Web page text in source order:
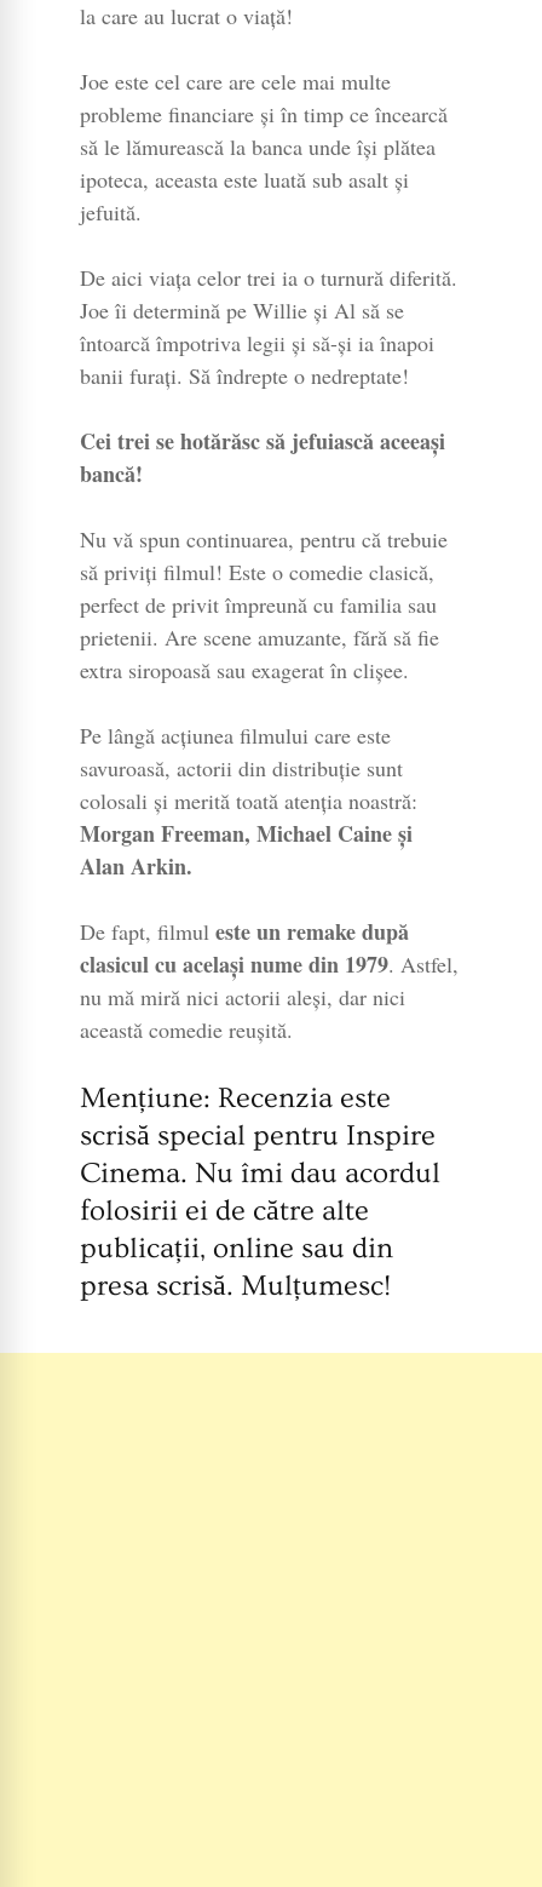
la care au lucrat o viață!
Joe este cel care are cele mai multe
probleme financiare și în timp ce încearcă
să le lămurească la banca unde își plătea
ipoteca, aceasta este luată sub asalt și
jefuită.
De aici viața celor trei ia o turnură diferită.
Joe îi determină pe Willie și Al să se
întoarcă împotriva legii și să-și ia înapoi
banii furați. Să îndrepte o nedreptate!
Cei trei se hotărăsc să jefuiască aceeași
bancă!
Nu vă spun continuarea, pentru că trebuie
să priviți filmul! Este o comedie clasică,
perfect de privit împreună cu familia sau
prietenii. Are scene amuzante, fără să fie
extra siropoasă sau exagerat în clișee.
Pe lângă acțiunea filmului care este
savuroasă, actorii din distribuție sunt
colosali și merită toată atenția noastră:
Morgan Freeman, Michael Caine și
Alan Arkin.
De fapt, filmul este un remake după
clasicul cu același nume din 1979. Astfel,
nu mă miră nici actorii aleși, dar nici
această comedie reușită.
Mențiune: Recenzia este
scrisă special pentru Inspire
Cinema. Nu îmi dau acordul
folosirii ei de către alte
publicații, online sau din
presa scrisă. Mulțumesc!